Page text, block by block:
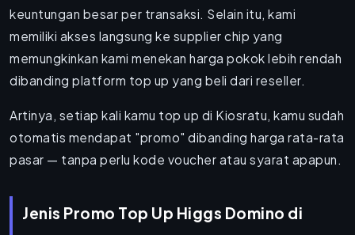
keuntungan besar per transaksi. Selain itu, kami
memiliki akses langsung ke supplier chip yang
memungkinkan kami menekan harga pokok lebih rendah
dibanding platform top up yang beli dari reseller.
Artinya, setiap kali kamu top up di Kiosratu, kamu sudah
otomatis mendapat "promo" dibanding harga rata-rata
pasar — tanpa perlu kode voucher atau syarat apapun.
Jenis Promo Top Up Higgs Domino di